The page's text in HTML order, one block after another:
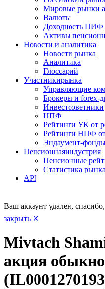
Мировые рынки
Валюты
Доходность ПИФ
Активы
Новости и аналитика
Новости рынка
Аналитика
Глоссарий
Участникирынка
Управляющие
Брокеры и forex-
Инвестсоветники
НПФ
Рейтинги УК от
Рейтинги НПФ от
Эндаумент-фонды
Пенсионнаяиндустрия
Пенсионные
Статистика рынка
API
Ваш аккаунт удален,
закрыть ✕
Mivtach
акция